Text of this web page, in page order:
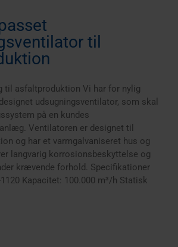
til
til asfaltproduktion Vi har for nylig
udsugningsventilator, som skal
på en kundes
Ventilatoren er designet til
og har et varmgalvaniseret hus og
langvarig korrosionsbeskyttelse og
krævende forhold. Specifikationer
Kapacitet: 100.000 m³/h Statisk